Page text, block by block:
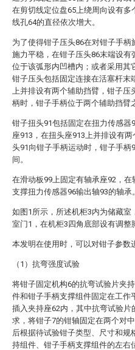
在剪切线定位盘65上绕周向设有多
线孔64的直径依次增大。
为了使得钳子压头86在对钳子手柄
施力平稳，在钳子压头86末端设有
位于该弧形内凹槽内；或者采用其
钳子压头包括固定连接在活塞杆末
上并排设有两个辅助挡臂，钳子压
柄时，钳子手柄位于两个辅助挡臂
钳子扭头91包括固定在扭力传感器
座913，在扭头座913上并排设有
头91向钳子手柄运动时，钳子手柄
间。
在滑动板99上固定有轴承座92，
支撑扭力传感器96输出轴93的轴承。
如图1所示，所述机柜3内为储藏室
室门1，在机柜3四角底部设有调整
本发明在使用时，可以对钳子参数
（1）抗弯强度试验
将钳子固定机构6的抗弯试验片夹
件和钳子手柄支撑组件固定在工作
插入夹持座62内，其中抗弯试验片
求，将钳子7的钳轴固定在两个对
后根据待试验钳子类型、尺寸和规
持组件、钳子手柄支撑组件的左右